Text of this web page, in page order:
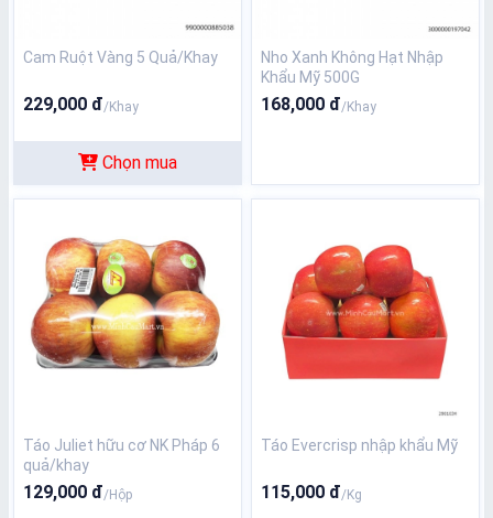
Cam Ruột Vàng 5 Quả/Khay
229,000 đ/Khay
Chọn mua
Nho Xanh Không Hạt Nhập
Khẩu Mỹ 500G
168,000 đ/Khay
Táo Juliet hữu cơ NK Pháp 6
quả/khay
129,000 đ/Hộp
Táo Evercrisp nhập khẩu Mỹ
115,000 đ/Kg